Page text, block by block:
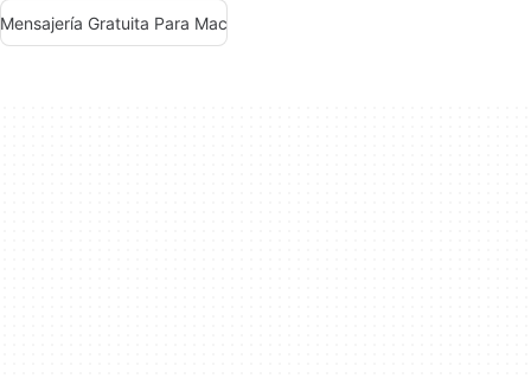
Mensajería Gratuita Para Mac